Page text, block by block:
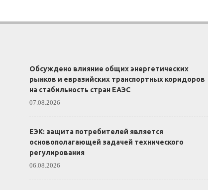
Обсуждено влияние общих энергетических
рынков и евразийских транспортных коридоров
на стабильность стран ЕАЭС
07.08.2026
ЕЭК: защита потребителей является
основополагающей задачей технического
регулирования
06.08.2026